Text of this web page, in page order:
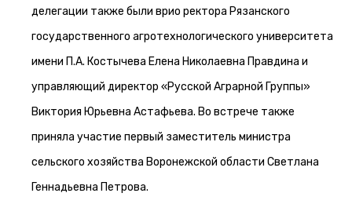
делегации также были врио ректора Рязанского
государственного агротехнологического университета
имени П.А. Костычева Елена Николаевна Правдина и
управляющий директор «Русской Аграрной Группы»
Виктория Юрьевна Астафьева. Во встрече также
приняла участие первый заместитель министра
сельского хозяйства Воронежской области Светлана
Геннадьевна Петрова.